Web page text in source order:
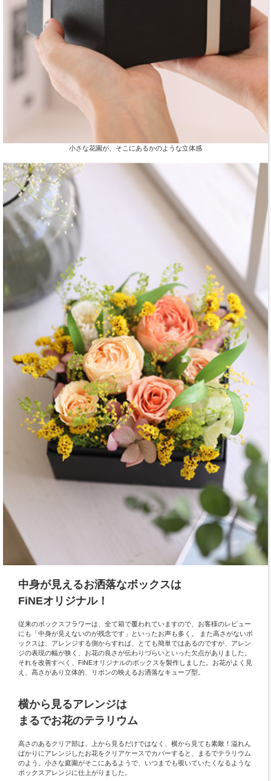
小さな花園が、そこにあるかのような立体感
中身が見えるお洒落なボックスは
FiNEオリジナル！
従来のボックスフラワーは、全て箱で覆われていますので、お客様のレビュー
にも「中身が見えないのが残念です」といったお声も多く。 また高さがないボ
ックスは、アレンジする側からすれば、とても簡単ではあるのですが、アレン
ジの表現の幅が狭く、お花の良さが伝わりづらいといった欠点がありました。
それを改善すべく、FiNEオリジナルのボックスを製作しました。お花がよく見
え、高さがあり立体的、リボンの映えるお洒落なキューブ型。
横から見るアレンジは
まるでお花のテラリウム
高さのあるクリア部は、上から見るだけではなく、横から見ても素敵！溢れん
ばかりにアレンジしたお花をクリアケースでカバーすると、まるでテラリウム
のよう。小さな庭園がそこにあるようで、いつまでも覗いていたくなるような
ボックスアレンジに仕上がりました。